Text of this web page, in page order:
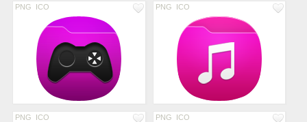
PNG ICO PNG ICO
PNG ICO PNG ICO